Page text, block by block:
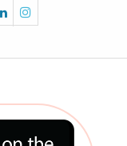
Instagram